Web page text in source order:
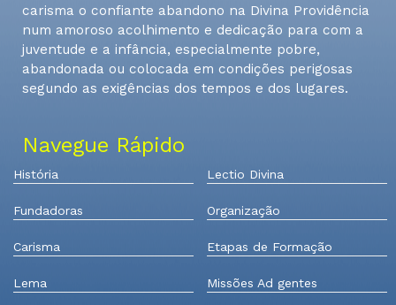
carisma o confiante abandono na Divina Providência
num amoroso acolhimento e dedicação para com a
juventude e a infância, especialmente pobre,
abandonada ou colocada em condições perigosas
segundo as exigências dos tempos e dos lugares.
Navegue Rápido
História
Fundadoras
Carisma
Lema
Lectio Divina
Organização
Etapas de Formação
Missões Ad gentes